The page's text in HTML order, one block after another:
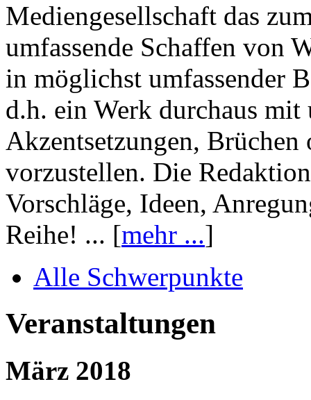
Mediengesellschaft das
umfassende Schaffen von
in möglichst umfassender
d.h. ein Werk durchaus mit
Akzentsetzungen, Brüchen
vorzustellen. Die
Vorschläge, Ideen,
Reihe! ... [mehr ...]
Alle Schwerpunkte
Veranstaltungen
März 2018